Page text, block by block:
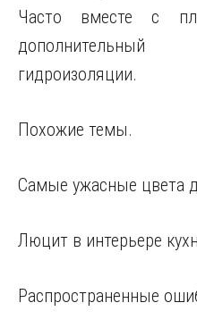
Часто вместе с
гидроизоляции.
Похожие темы.
Самые ужасные цвета
Люцит в интерьере
Распространенные